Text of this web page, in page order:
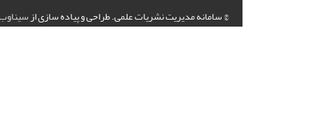
© سامانه مدیریت نشریات علمی.طراحی و پیاده سازی از